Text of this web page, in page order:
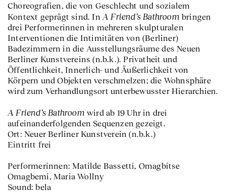
Choreografien, die von Geschlecht und sozialem
Kontext geprägt sind. In A Friend’s Bathroom bringen
drei Performerinnen in mehreren skulpturalen
Interventionen die Intimitäten von (Berliner)
Badezimmern in die Ausstellungsräume des Neuen
Berliner Kunstvereins (n.b.k.). Privatheit und
Öffentlichkeit, Innerlich- und Äußerlichkeit von
Körpern und Objekten verschmelzen; die Wohnsphäre
wird zum Verhandlungsort unterbewusster Hierarchien.
A Friend’s Bathroom wird ab 19 Uhr in drei
aufeinanderfolgenden Sequenzen gezeigt.
Ort: Neuer Berliner Kunstverein (n.b.k.)
Eintritt frei
Performerinnen: Matilde Bassetti, Omagbitse
Omagbemi, Maria Wollny
Sound: bela